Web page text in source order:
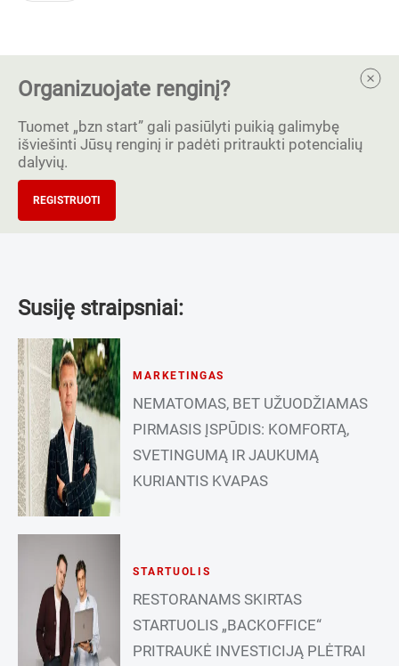
Organizuojate renginį?
Tuomet „bzn start” gali pasiūlyti puikią galimybę
išviešinti Jūsų renginį ir padėti pritraukti potencialių
dalyvių.
REGISTRUOTI
Susiję straipsniai:
MARKETINGAS
NEMATOMAS, BET UŽUODŽIAMAS
PIRMASIS ĮSPŪDIS: KOMFORTĄ,
SVETINGUMĄ IR JAUKUMĄ
KURIANTIS KVAPAS
STARTUOLIS
RESTORANAMS SKIRTAS
STARTUOLIS „BACKOFFICE“
PRITRAUKĖ INVESTICIJĄ PLĖTRAI